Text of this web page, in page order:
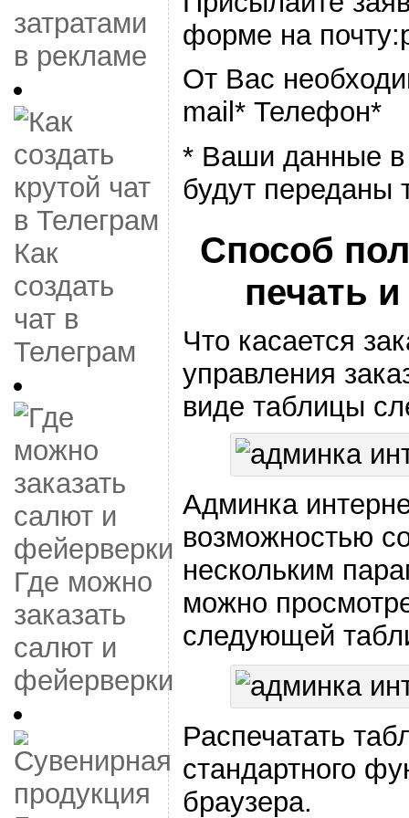
затратами
в рекламе
Как
создать
чат в
Телеграм
Где можно
заказать
салют и
фейерверки
форме на
От Вас
mail* Телефон*
* Ваши данные в
будут переданы
Способ
печать
Что касается
управления
виде таблицы
Админка
возможностью
нескольким
можно
следующей
Распечатать
стандартного
браузера.